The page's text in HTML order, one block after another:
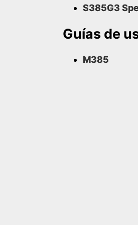
S385G3
Guías de
M385